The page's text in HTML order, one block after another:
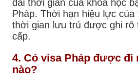
dài thời gian của khóa học
Pháp. Thời hạn hiệu lực
thời gian lưu trú được ghi rõ
cấp.
4. Có visa Pháp được
nào?